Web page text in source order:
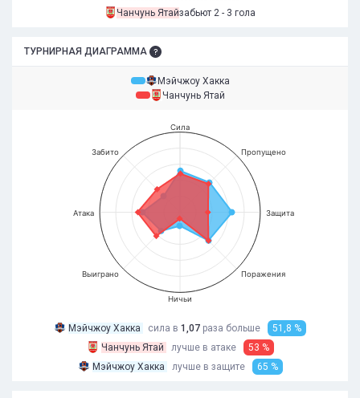
Чанчунь Ятайзабьют 2 - 3 гола
ТУРНИРНАЯ ДИАГРАММА
Мэйчжоу Хакка
Чанчунь Ятай
Сила
Пропущено
Защита
Поражения
Ничьи
Выиграно
Атака
Забито
Мэйчжоу Хакка сила в 1,07 раза больше
51,8 %
Чанчунь Ятай
лучше в атаке
53 %
Мэйчжоу Хакка
лучше в защите 65 %